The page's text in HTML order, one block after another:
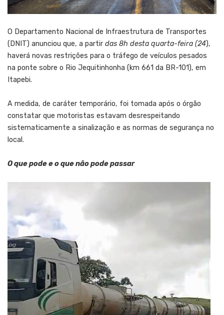
O Departamento Nacional de Infraestrutura de Transportes
(DNIT) anunciou que, a partir das 8h desta quarta-feira (24),
haverá novas restrições para o tráfego de veículos pesados
na ponte sobre o Rio Jequitinhonha (km 661 da BR-101), em
Itapebi.
A medida, de caráter temporário, foi tomada após o órgão
constatar que motoristas estavam desrespeitando
sistematicamente a sinalização e as normas de segurança no
local.
O que pode e o que não pode passar